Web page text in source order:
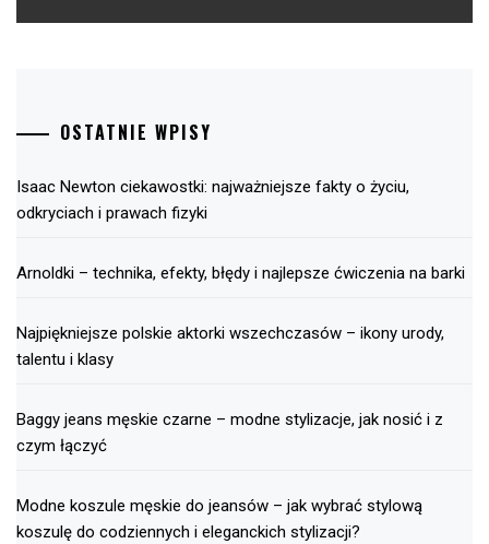
OSTATNIE WPISY
Isaac Newton ciekawostki: najważniejsze fakty o życiu,
odkryciach i prawach fizyki
Arnoldki – technika, efekty, błędy i najlepsze ćwiczenia na barki
Najpiękniejsze polskie aktorki wszechczasów – ikony urody,
talentu i klasy
Baggy jeans męskie czarne – modne stylizacje, jak nosić i z
czym łączyć
Modne koszule męskie do jeansów – jak wybrać stylową
koszulę do codziennych i eleganckich stylizacji?